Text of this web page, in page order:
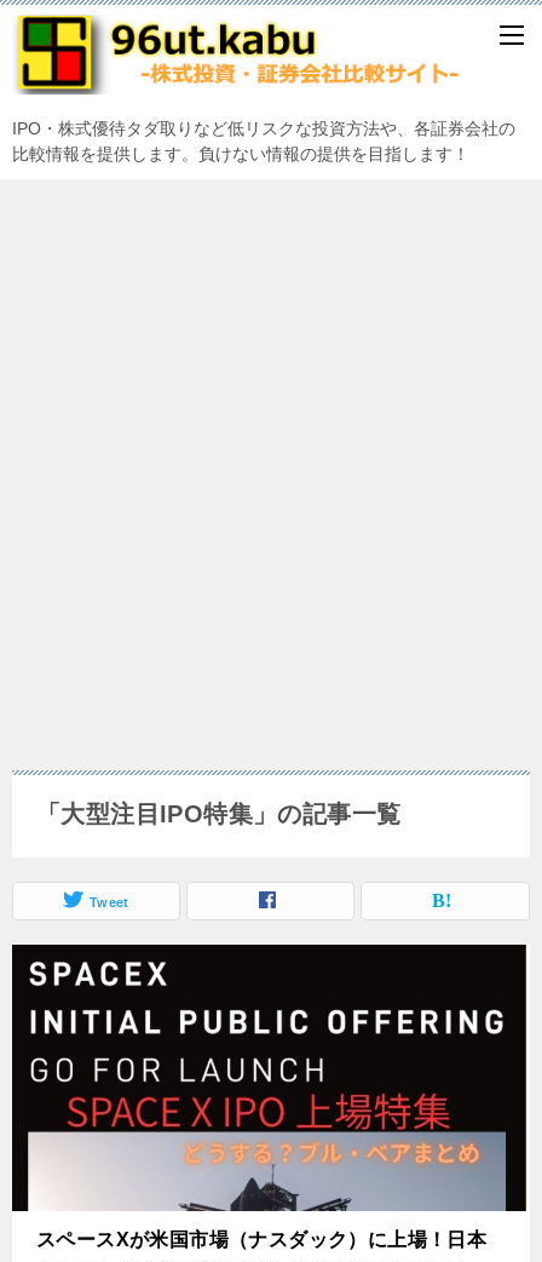
IPO・株式優待タダ取りなど低リスクな投資方法や、各証券会社の
比較情報を提供します。負けない情報の提供を目指します！
「大型注目IPO特集」の記事一覧
Tweet
スペースXが米国市場（ナスダック）に上場！日本